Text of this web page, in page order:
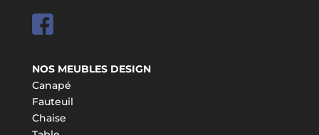
NOS MEUBLES DESIGN
Canapé
Fauteuil
Chaise